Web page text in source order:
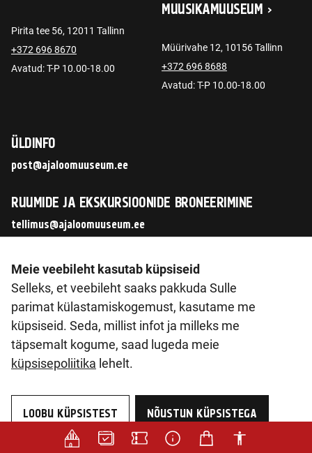
Pirita tee 56, 12011 Tallinn
+372 696 8670
Avatud: T-P 10.00-18.00
MUUSIKAMUUSEUM
Müürivahe 12, 10156 Tallinn
+372 696 8688
Avatud: T-P 10.00-18.00
ÜLDINFO
post@ajaloomuuseum.ee
RUUMIDE JA EKSKURSIOONIDE BRONEERIMINE
tellimus@ajaloomuuseum.ee
JÄLGI MEID SOTSIAALMEEDIAS
© 2026 Eesti Ajaloomuuseum SA
Pirita tee 56, 12011 Tallinn
KMKR nr. EE102133561
Meie veebileht kasutab küpsiseid
Selleks, et veebileht saaks pakkuda Sulle
parimat külastamiskogemust, kasutame me
küpsiseid. Seda, millist infot ja milleks me
täpsemalt kogume, saad lugeda meie
küpsisepoliitika lehelt.
LOOBU KÜPSISTEST NÕUSTUN KÜPSISTEGA